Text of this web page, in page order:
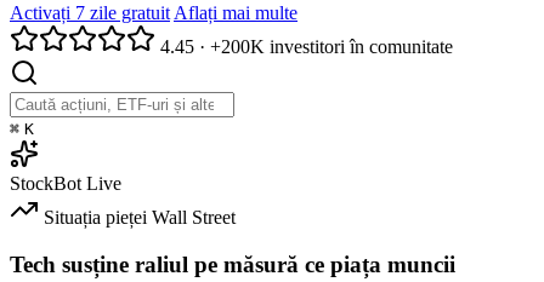
Activați 7 zile gratuit Aflați mai multe
4.45 · +200K investitori în comunitate
⌘ K
StockBot Live
Situația pieței Wall Street
Tech susține raliul pe măsură ce piața muncii